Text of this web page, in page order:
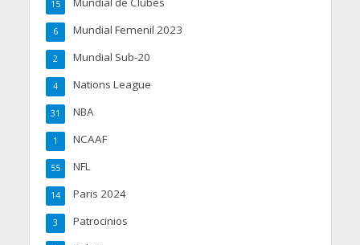
15
Mundial Femenil 2023
6
Mundial Sub-20
2
Nations League
4
NBA
31
NCAAF
1
NFL
55
Paris 2024
14
Patrocinios
3